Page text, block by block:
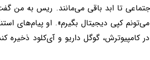
تا ابد باقی‌ می‌مانند. ریس به من
کپی دیجیتال بگیرم»‌. او پیام‌های
گوگل داریو و آی‌کلود ذخیره